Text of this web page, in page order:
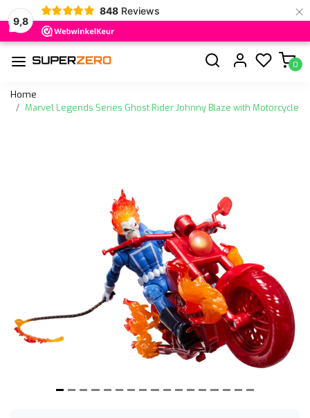
9,8
848 Reviews ×
0
Home
Marvel Legends Series Ghost Rider Johnny Blaze with Motorcycle